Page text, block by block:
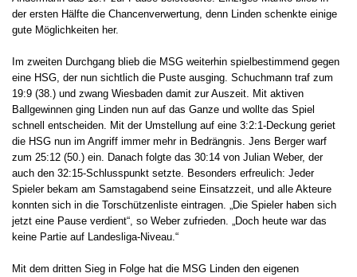
der ersten Hälfte die Chancenverwertung, denn Linden schenkte einige
gute Möglichkeiten her.
Im zweiten Durchgang blieb die MSG weiterhin spielbestimmend gegen
eine HSG, der nun sichtlich die Puste ausging. Schuchmann traf zum
19:9 (38.) und zwang Wiesbaden damit zur Auszeit. Mit aktiven
Ballgewinnen ging Linden nun auf das Ganze und wollte das Spiel
schnell entscheiden. Mit der Umstellung auf eine 3:2:1-Deckung geriet
die HSG nun im Angriff immer mehr in Bedrängnis. Jens Berger warf
zum 25:12 (50.) ein. Danach folgte das 30:14 von Julian Weber, der
auch den 32:15-Schlusspunkt setzte. Besonders erfreulich: Jeder
Spieler bekam am Samstagabend seine Einsatzzeit, und alle Akteure
konnten sich in die Torschützenliste eintragen. „Die Spieler haben sich
jetzt eine Pause verdient“, so Weber zufrieden. „Doch heute war das
keine Partie auf Landesliga-Niveau.“
Mit dem dritten Sieg in Folge hat die MSG Linden den eigenen